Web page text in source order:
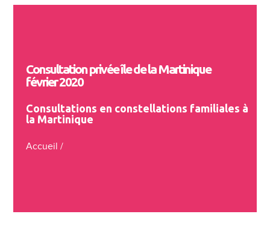
Consultation privée île de la Martinique
février 2020
Consultations en constellations familiales à
la Martinique
Accueil /